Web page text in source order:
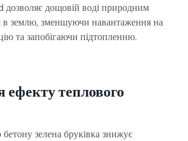
дозволяє дощовій воді природним
в землю, зменшуючи навантаження на
та запобігаючи підтопленню.
теплового
бетону зелена бруківка знижує